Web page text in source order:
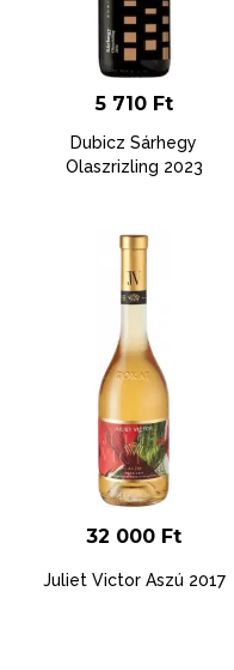
5 710 Ft
Dubicz Sárhegy
Olaszrizling 2023
32 000 Ft
Juliet Victor Aszú 2017